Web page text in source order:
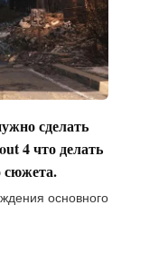
сделать
4 что делать
сюжета.
основного